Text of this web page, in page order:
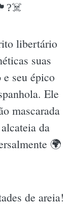
libertário
suas
e seu épico
Ele
mascarada
da
🌍
de areia!